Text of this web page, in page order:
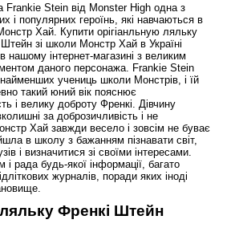
Frankie Stein від Monster High одна з
і популярних героїнь, які навчаються в
Хай. Купити орігіанльную ляльку
зі школи Монстр Хай в Україні
нашому інтернет-магазині з великим
даного персонажа. Frankie Stein
учениць школи Монстрів, і їй
такий юний вік пояснює
і велику доброту Френкі. Дівчину
за доброзичливість і не
Хай завжди весело і зовсім не буває
в школу з бажанням пізнавати світ,
і визначитися зі своїми інтересами.
і рада будь-якої інформації, багато
журналів, поради яких іноді
Френкі Штейн